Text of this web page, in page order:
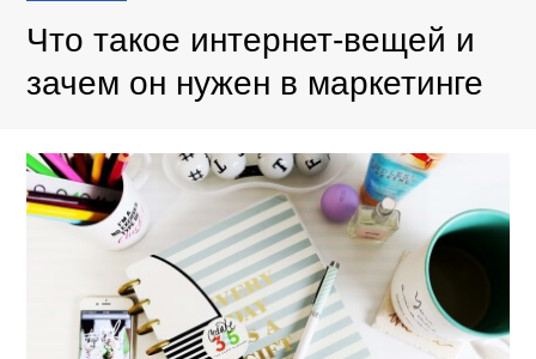
Что такое интернет-вещей и
зачем он нужен в маркетинге